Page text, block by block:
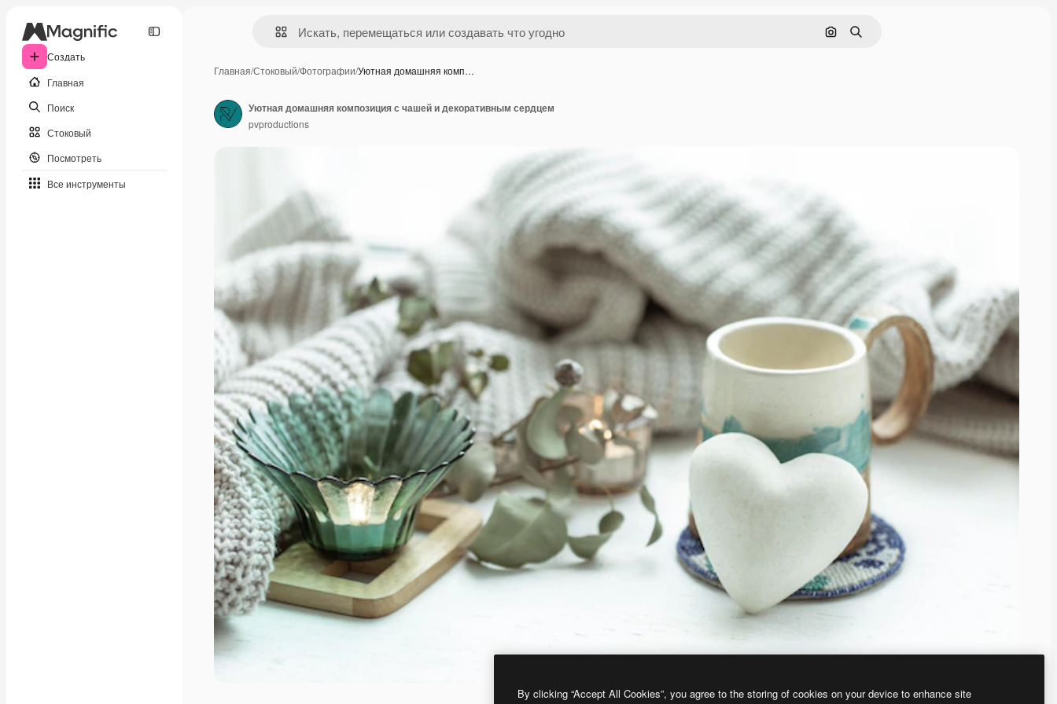
Создать
Главная
Поиск
Стоковый
Посмотреть
Все инструменты
Поиск по изображению
Поиск
Главная/Стоковый/Фотографии/Уютная домашняя комп…
Уютная домашняя композиция с чашей и декоративным сердцем
pvproductions
By clicking “Accept All Cookies”, you agree to the storing of cookies on your device to enhance site